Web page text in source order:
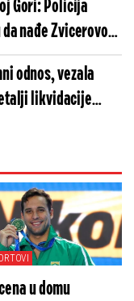
Gori: Policija
nađe Zvicerovog
odnos, vezala
likvidacije
u domu